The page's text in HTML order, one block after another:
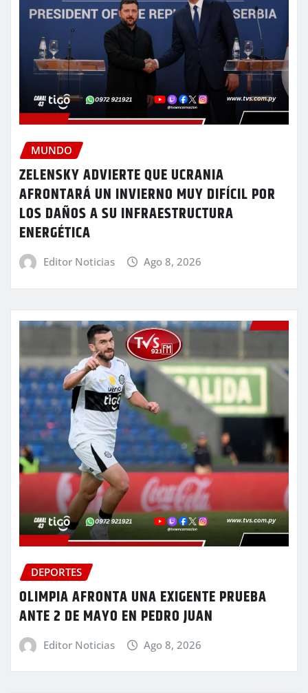
MUNDO
ZELENSKY ADVIERTE QUE UCRANIA
AFRONTARÁ UN INVIERNO MUY DIFÍCIL POR
LOS DAÑOS A SU INFRAESTRUCTURA
ENERGÉTICA
Editor Noticias Ago 8, 2026
DEPORTES
OLIMPIA AFRONTA UNA EXIGENTE PRUEBA
ANTE 2 DE MAYO EN PEDRO JUAN
Editor Noticias Ago 8, 2026